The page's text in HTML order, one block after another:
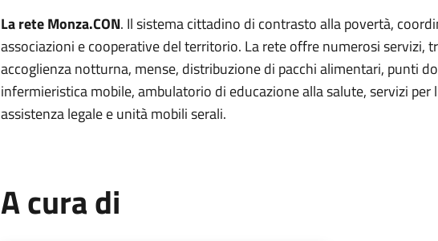
La rete Monza.CON. Il sistema cittadino di contrasto alla povertà,
associazioni e cooperative del territorio. La rete offre numerosi servizi,
accoglienza notturna, mense, distribuzione di pacchi alimentari, punti
infermieristica mobile, ambulatorio di educazione alla salute, servizi per
assistenza legale e unità mobili serali.
A cura di